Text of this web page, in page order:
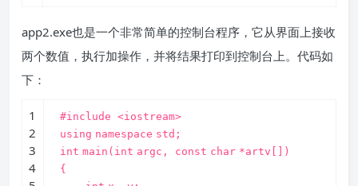
app2.exe也是一个非常简单的控制台程序，它从界面上接收
两个数值，执行加操作，并将结果打印到控制台上。代码如
下：
1
2
3
4
#include <iostream>
using namespace std;
int main( int argc, const char *artv[])
{